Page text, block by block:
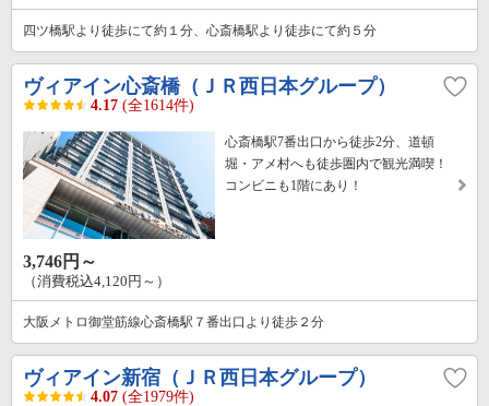
四ツ橋駅より徒歩にて約１分、心斎橋駅より徒歩にて約５分
ヴィアイン心斎橋（ＪＲ西日本グループ）
4.17 (全1614件)
心斎橋駅7番出口から徒歩2分、道頓
堀・アメ村へも徒歩圏内で観光満喫！
コンビニも1階にあり！
3,746円～
（消費税込4,120円～）
大阪メトロ御堂筋線心斎橋駅７番出口より徒歩２分
ヴィアイン新宿（ＪＲ西日本グループ）
4.07 (全1979件)